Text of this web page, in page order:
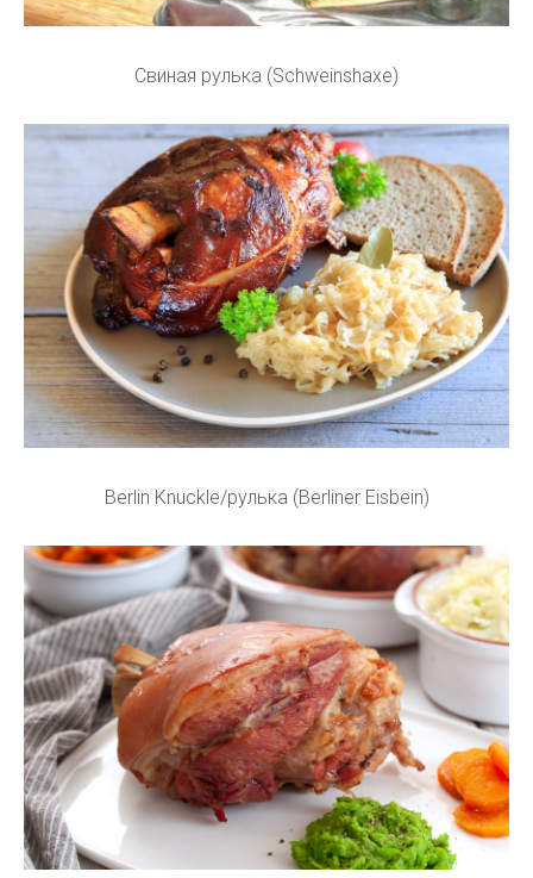
Свиная рулька (Schweinshaxe)
Berlin Knuckle/рулька (Berliner Eisbein)